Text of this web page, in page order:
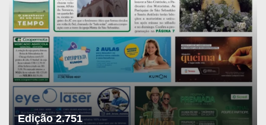
Edição 2.751